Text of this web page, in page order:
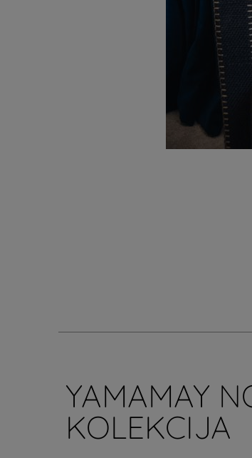
YAMAMAY
KOLEKCIJA